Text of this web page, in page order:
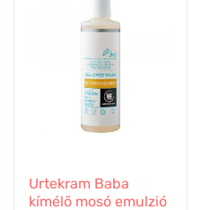
Urtekram Baba
kímélő mosó emulzió